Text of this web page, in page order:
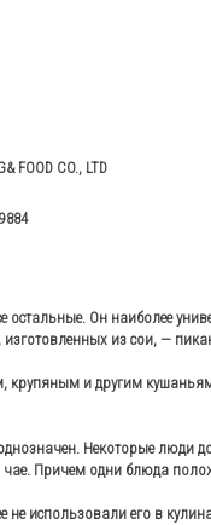
FOOD CO., LTD
остальные. Он наиболее
изготовленных из сои, —
и другим кушаньям.
Некоторые люди
чае. Причем одни блюда
использовали его в